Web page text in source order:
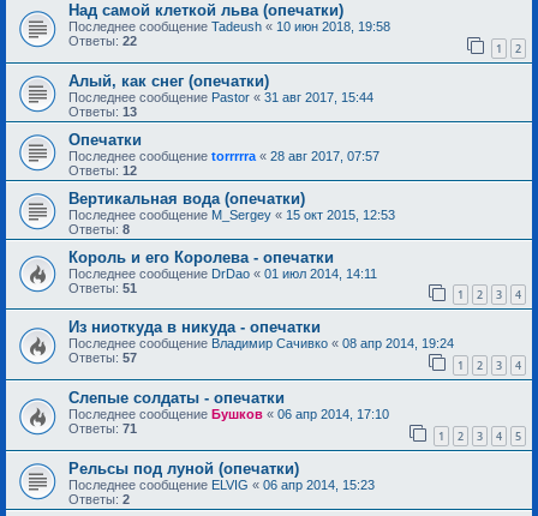
Над самой клеткой льва (опечатки)
Последнее сообщение Tadeush « 10 июн 2018, 19:58
Ответы: 22 1 2
Алый, как снег (опечатки)
Последнее сообщение Pastor « 31 авг 2017, 15:44
Ответы: 13
Опечатки
Последнее сообщение torrrrra « 28 авг 2017, 07:57
Ответы: 12
Вертикальная вода (опечатки)
Последнее сообщение M_Sergey « 15 окт 2015, 12:53
Ответы: 8
Король и его Королева - опечатки
Последнее сообщение DrDao « 01 июл 2014, 14:11
Ответы: 51 1 2 3 4
Из ниоткуда в никуда - опечатки
Последнее сообщение Владимир Сачивко « 08 апр 2014, 19:24
Ответы: 57 1 2 3 4
Слепые солдаты - опечатки
Последнее сообщение Бушков « 06 апр 2014, 17:10
Ответы: 71 1 2 3 4 5
Рельсы под луной (опечатки)
Последнее сообщение ELVIG « 06 апр 2014, 15:23
Ответы: 2